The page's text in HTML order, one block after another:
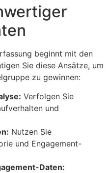
beginnt mit den
Sie diese Ansätze, um
zu gewinnen:
Verfolgen Sie
und
Nutzen Sie
und Engagement-
Daten: